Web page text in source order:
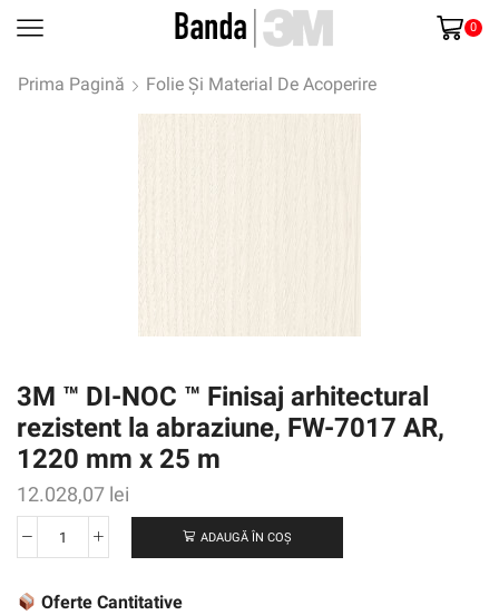
0
Prima Pagină Folie Și Material De Acoperire
3M ™ DI-NOC ™ Finisaj arhitectural
rezistent la abraziune, FW-7017 AR,
1220 mm x 25 m
12.028,07 lei
Cantitate
™
ADAUGĂ ÎN COȘ
Oferte Cantitative